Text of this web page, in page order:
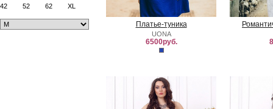
42
52 62 XL
Платье-туника
UONA
6500руб.